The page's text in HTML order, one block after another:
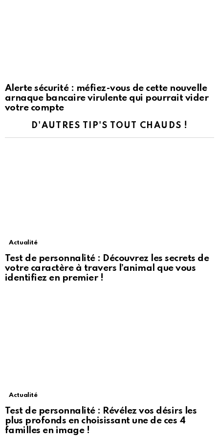
Alerte sécurité : méfiez-vous de cette nouvelle
arnaque bancaire virulente qui pourrait vider
votre compte
D'AUTRES TIP'S TOUT CHAUDS !
Actualité
Test de personnalité : Découvrez les secrets de
votre caractère à travers l’animal que vous
identifiez en premier !
Actualité
Test de personnalité : Révélez vos désirs les
plus profonds en choisissant une de ces 4
familles en image !